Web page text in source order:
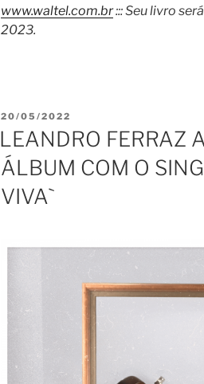
www.waltel.com.br::: Seu livro
2023.
PUBLICADO
EM
20/05/2022
LEANDRO FERRAZ
ÁLBUM COM O
VIVA`